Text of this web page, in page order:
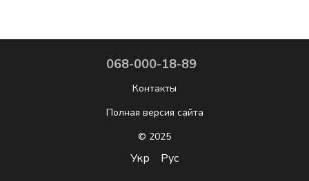
068-000-18-89
Контакты
Полная версия сайта
© 2025
Укр Рус